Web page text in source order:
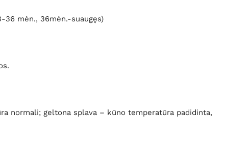
36 mėn., 36mėn.-suaugęs)
normali; geltona splava – kūno temperatūra padidinta,